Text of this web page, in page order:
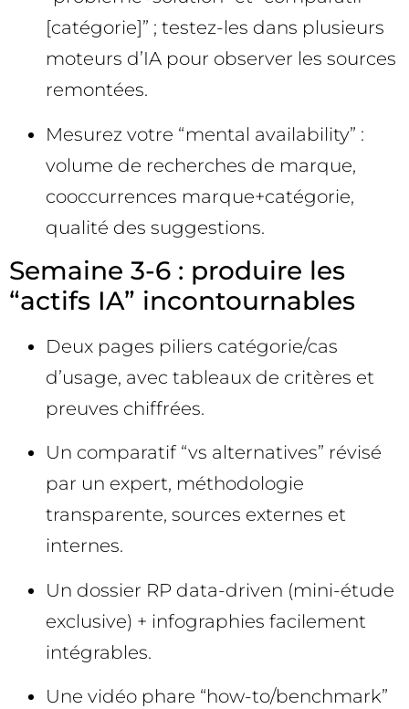
[catégorie]” ; testez-les dans plusieurs
moteurs d’IA pour observer les sources
remontées.
Mesurez votre “mental availability” :
volume de recherches de marque,
cooccurrences marque+catégorie,
qualité des suggestions.
Semaine 3-6 : produire les
“actifs IA” incontournables
Deux pages piliers catégorie/cas
d’usage, avec tableaux de critères et
preuves chiffrées.
Un comparatif “vs alternatives” révisé
par un expert, méthodologie
transparente, sources externes et
internes.
Un dossier RP data-driven (mini-étude
exclusive) + infographies facilement
intégrables.
Une vidéo phare “how-to/benchmark”